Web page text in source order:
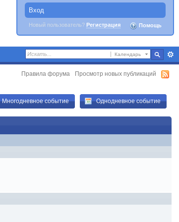
Вход
Новый пользователь? Регистрация Помощь
Календарь
Правила форума Просмотр новых публикаций
Однодневное событие
Многодневное событие